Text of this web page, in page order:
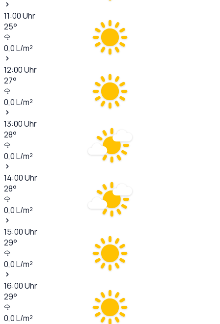
11:00Uhr
25°
0,0L/m²
12:00Uhr
27°
0,0L/m²
13:00Uhr
28°
0,0L/m²
14:00Uhr
28°
0,0L/m²
15:00Uhr
29°
0,0L/m²
16:00Uhr
29°
0,0L/m²